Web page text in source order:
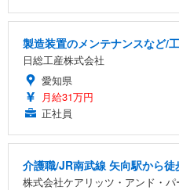
製造装置のメンテナンスなど/
日総工産株式会社
愛知県
月給31万円
正社員
介護職/JR南武線 矢向駅から
株式会社ケアリッツ・アンド・